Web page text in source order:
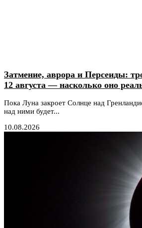
Затмение, аврора и Персеиды:
12 августа — насколько оно
Пока Луна закроет Солнце над
над ними будет...
10.08.2026